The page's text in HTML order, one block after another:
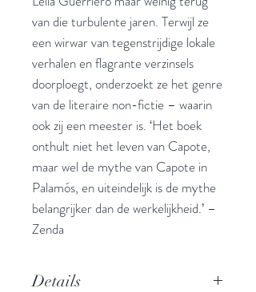
van die turbulente jaren. Terwijl ze
een wirwar van tegenstrijdige lokale
verhalen en flagrante verzinsels
doorploegt, onderzoekt ze het genre
van de literaire non-fictie – waarin
ook zij een meester is. ‘Het boek
onthult niet het leven van Capote,
maar wel de mythe van Capote in
Palamós, en uiteindelijk is de mythe
belangrijker dan de werkelijkheid.’ –
Zenda
Details